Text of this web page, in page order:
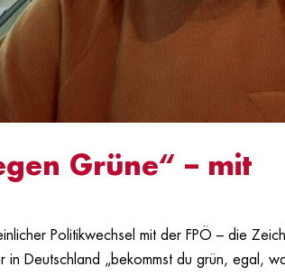
Grüne“ – mit
Politikwechsel mit der FPÖ – die
Deutschland „bekommst du grün, egal,